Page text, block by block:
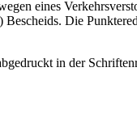
eines
Die
in der